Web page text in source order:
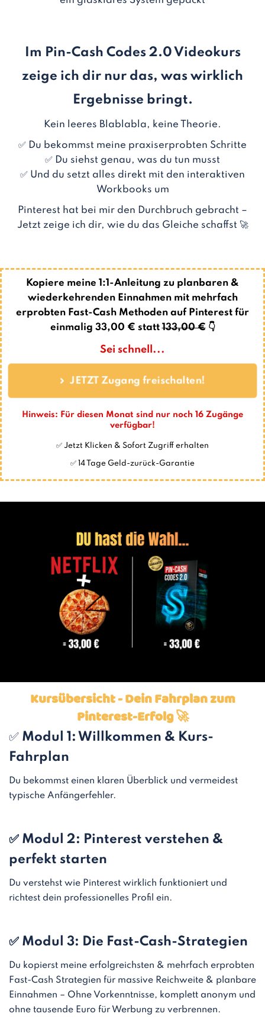
Im Pin-Cash Codes 2.0 Videokurs
zeige ich dir nur das, was wirklich
Ergebnisse bringt.
Kein leeres Blablabla, keine Theorie.
✅ Du bekommst meine praxiserprobten Schritte
✅ Du siehst genau, was du tun musst
✅ Und du setzt alles direkt mit den interaktiven
Workbooks um
Pinterest hat bei mir den Durchbruch gebracht –
Jetzt zeige ich dir, wie du das Gleiche schaffst 🚀
Kopiere meine 1:1-Anleitung zu planbaren &
wiederkehrenden Einnahmen mit mehrfach
erprobten Fast-Cash Methoden auf Pinterest für
einmalig 33,00 € statt133,00 €👇
Sei schnell...
JETZT Zugang freischalten!
Hinweis: Für diesen Monat sind nur noch 16 Zugänge
verfügbar!
✅ Jetzt Klicken & Sofort Zugriff erhalten
✅ 14 Tage Geld-zurück-Garantie
Kursübersicht - Dein Fahrplan zum
Pinterest-Erfolg 🚀
✅ Modul 1: Willkommen & Kurs-
Fahrplan
Du bekommst einen klaren Überblick und vermeidest
typische Anfängerfehler.
✅ Modul 2: Pinterest verstehen &
perfekt starten
Du verstehst wie Pinterest wirklich funktioniert und
richtest dein professionelles Profil ein.
✅ Modul 3: Die Fast-Cash-Strategien
Du kopierst meine erfolgreichsten & mehrfach erprobten
Fast-Cash Strategien für massive Reichweite & planbare
Einnahmen – Ohne Vorkenntnisse, komplett anonym und
ohne tausende Euro für Werbung zu verbrennen.